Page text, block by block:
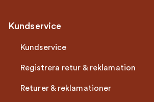
Kundservice
Kundservice
Registrera retur & reklamation
Returer & reklamationer